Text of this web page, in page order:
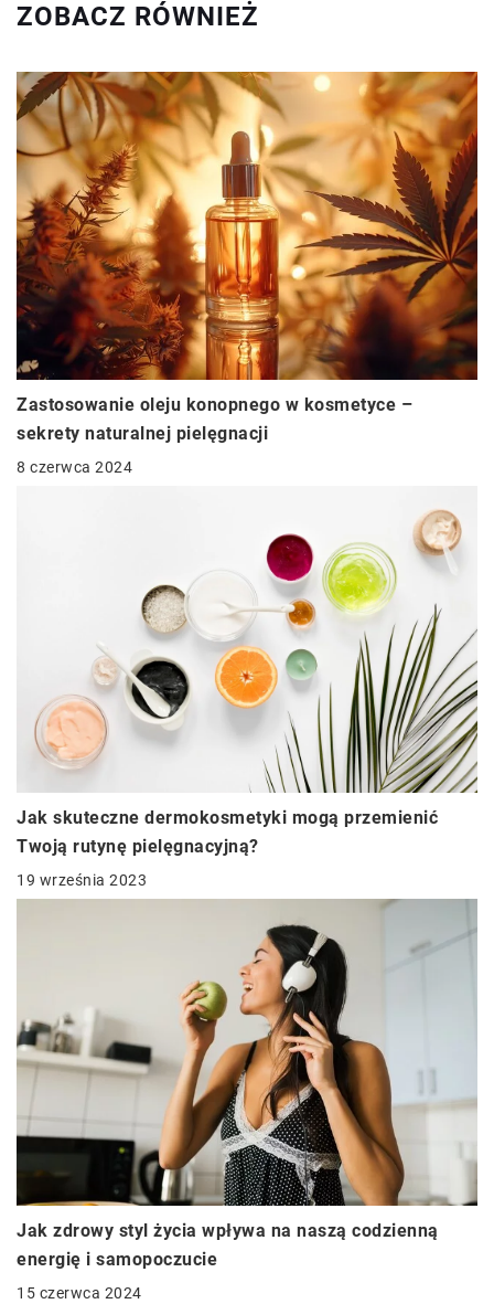
ZOBACZ RÓWNIEŻ
Zastosowanie oleju konopnego w kosmetyce –
sekrety naturalnej pielęgnacji
8 czerwca 2024
Jak skuteczne dermokosmetyki mogą przemienić
Twoją rutynę pielęgnacyjną?
19 września 2023
Jak zdrowy styl życia wpływa na naszą codzienną
energię i samopoczucie
15 czerwca 2024